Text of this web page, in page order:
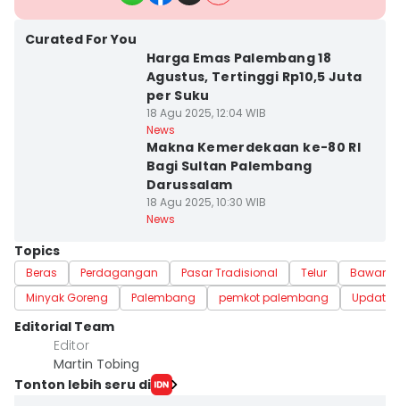
Curated For You
Harga Emas Palembang 18
Agustus, Tertinggi Rp10,5 Juta
per Suku
18 Agu 2025, 12:04 WIB
News
Makna Kemerdekaan ke-80 RI
Bagi Sultan Palembang
Darussalam
18 Agu 2025, 10:30 WIB
News
Topics
Beras Perdagangan Pasar Tradisional Telur
Bawang
Minyak Goreng
Palembang pemkot palembang Update
Editorial Team
Editor
Martin Tobing
Tonton lebih seru di